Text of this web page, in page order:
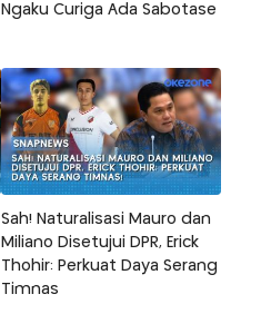
Ngaku Curiga Ada Sabotase
Sah! Naturalisasi Mauro dan
Miliano Disetujui DPR, Erick
Thohir: Perkuat Daya Serang
Timnas